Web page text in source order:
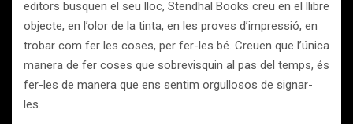
editors busquen el seu lloc, Stendhal Books creu en el llibre
objecte, en l’olor de la tinta, en les proves d’impressió, en
trobar com fer les coses, per fer-les bé. Creuen que l’única
manera de fer coses que sobrevisquin al pas del temps, és
fer-les de manera que ens sentim orgullosos de signar-
les.